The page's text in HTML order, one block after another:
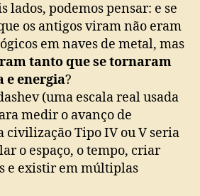
lados, podemos pensar: e se
os antigos viram não eram
em naves de metal, mas
tanto que se tornaram
e energia?
(uma escala real usada
medir o avanço de
civilização Tipo IV ou V seria
o espaço, o tempo, criar
e existir em múltiplas